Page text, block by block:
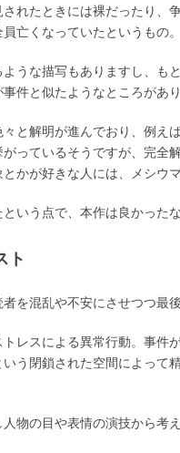
れたときには裸だったり、
亡くなっていたというもの。
うな描写もありますし、も
件と似たようなところがあり
と解明が進んでおり、例え
っているそうですが、完全
かが好きな人には、メシウ
いう点で、本作は良かった
ト
を混乱や不安にさせつつ最
レスによる異常行動。事件
う閉鎖された空間によって
物の目や表情の演技から考